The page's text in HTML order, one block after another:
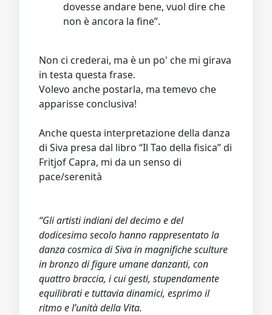
dovesse andare bene, vuol dire che
non è ancora la fine”.
Non ci crederai, ma è un po' che mi girava
in testa questa frase.
Volevo anche postarla, ma temevo che
apparisse conclusiva!
Anche questa interpretazione della danza
di Siva presa dal libro “Il Tao della fisica” di
Fritjof Capra, mi da un senso di
pace/serenità
“Gli artisti indiani del decimo e del
dodicesimo secolo hanno rappresentato la
danza cosmica di Siva in magnifiche sculture
in bronzo di figure umane danzanti, con
quattro braccia, i cui gesti, stupendamente
equilibrati e tuttavia dinamici, esprimo il
ritmo e l’unità della Vita.